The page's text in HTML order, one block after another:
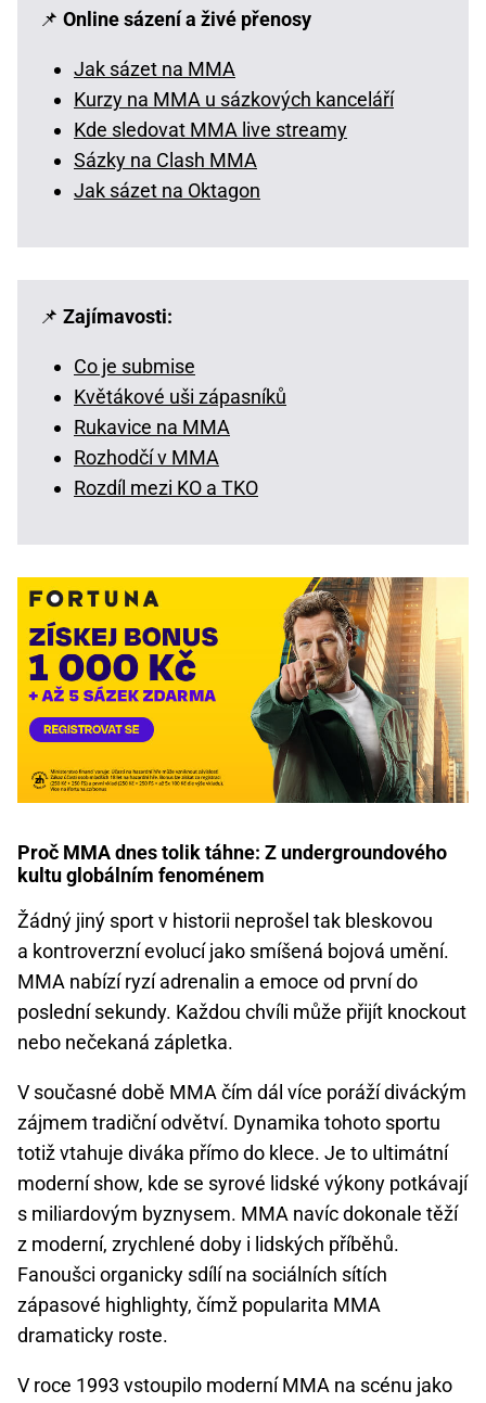
📌 Online sázení a živé přenosy
Jak sázet na MMA
Kurzy na MMA u sázkových kanceláří
Kde sledovat MMA live streamy
Sázky na Clash MMA
Jak sázet na Oktagon
📌 Zajímavosti:
Co je submise
Květákové uši zápasníků
Rukavice na MMA
Rozhodčí v MMA
Rozdíl mezi KO a TKO
Proč MMA dnes tolik táhne: Z undergroundového
kultu globálním fenoménem
Žádný jiný sport v historii neprošel tak bleskovou
a kontroverzní evolucí jako smíšená bojová umění.
MMA nabízí ryzí adrenalin a emoce od první do
poslední sekundy. Každou chvíli může přijít knockout
nebo nečekaná zápletka.
V současné době MMA čím dál více poráží diváckým
zájmem tradiční odvětví. Dynamika tohoto sportu
totiž vtahuje diváka přímo do klece. Je to ultimátní
moderní show, kde se syrové lidské výkony potkávají
s miliardovým byznysem. MMA navíc dokonale těží
z moderní, zrychlené doby i lidských příběhů.
Fanoušci organicky sdílí na sociálních sítích
zápasové highlighty, čímž popularita MMA
dramaticky roste.
V roce 1993 vstoupilo moderní MMA na scénu jako